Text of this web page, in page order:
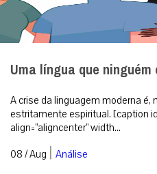
Uma língua que ninguém
A crise da linguagem moderna é,
estritamente espiritual. [caption
align=”aligncenter” width...
08 / Aug | Análise